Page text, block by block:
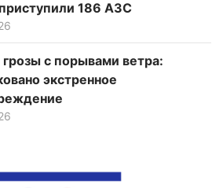
186 АЗС
с порывами ветра:
экстренное